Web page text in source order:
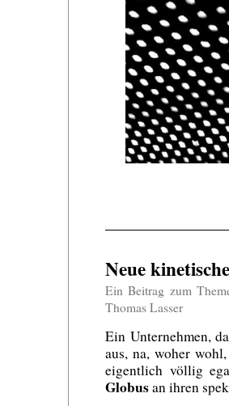
Neue
Ein Beitrag zum
Thomas Lasser
Ein Unternehmen,
aus, na, woher
eigentlich völlig
Globusan ihren